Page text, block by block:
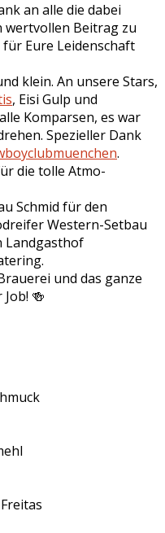
an alle die dabei
wertvollen Beitrag zu
Eure Leidenschaft
klein. An unsere Stars,
, Eisi Gulp und
Komparsen, es war
Spezieller Dank
.
die tolle Atmo-
Schmid für den
Western-Setbau
Landgasthof
und das ganze
🍻